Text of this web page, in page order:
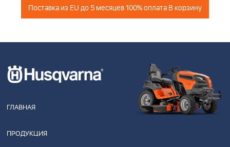
Поставка из EU до 5 месяцев 100% оплата В корзину
ГЛАВНАЯ
ПРОДУКЦИЯ